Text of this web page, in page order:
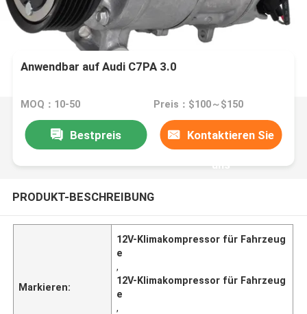
Anwendbar auf Audi C7PA 3.0
MOQ：10-50 Preis：$100～$150
Bestpreis Kontaktieren Sie
uns
PRODUKT-BESCHREIBUNG
Markieren:
12V-Klimakompressor für Fahrzeug
e
,
12V-Klimakompressor für Fahrzeug
e
,